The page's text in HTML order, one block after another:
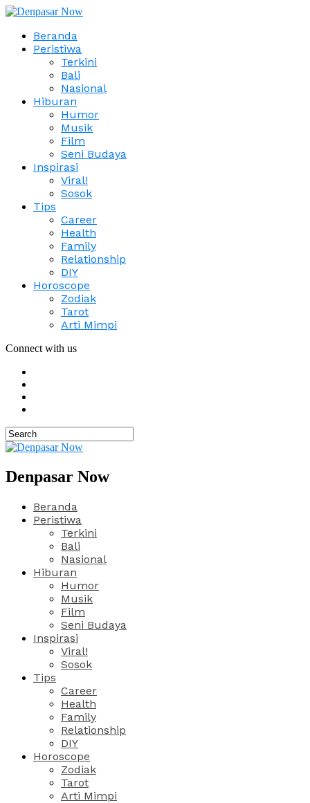
Beranda
Peristiwa
Terkini
Bali
Nasional
Hiburan
Humor
Musik
Film
Seni Budaya
Inspirasi
Viral!
Sosok
Tips
Career
Health
Family
Relationship
DIY
Horoscope
Zodiak
Tarot
Arti Mimpi
Connect with us
Denpasar Now
Beranda
Peristiwa
Terkini
Bali
Nasional
Hiburan
Humor
Musik
Film
Seni Budaya
Inspirasi
Viral!
Sosok
Tips
Career
Health
Family
Relationship
DIY
Horoscope
Zodiak
Tarot
Arti Mimpi